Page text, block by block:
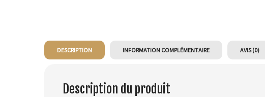
DESCRIPTION INFORMATION COMPLÉMENTAIRE AVIS (0)
Description du produit